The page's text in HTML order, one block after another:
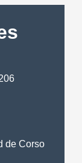
de Corso